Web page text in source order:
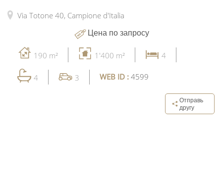
Via Totone 40, Campione d'Italia
Цена по запросу
190 m² 1'400 m² 4
4 3 WEB ID : 4599
Отправь
другу